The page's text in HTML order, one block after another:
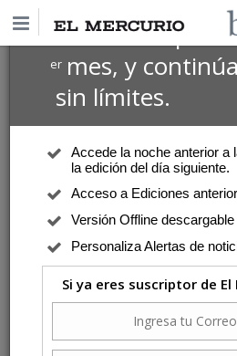
Suscríbete por
ermes, y
sin límites.
Accede la noche anterior a
la edición del día siguiente.
Acceso a Ediciones
Versión Offline descargable
Personaliza Alertas de
Si ya eres suscriptor de